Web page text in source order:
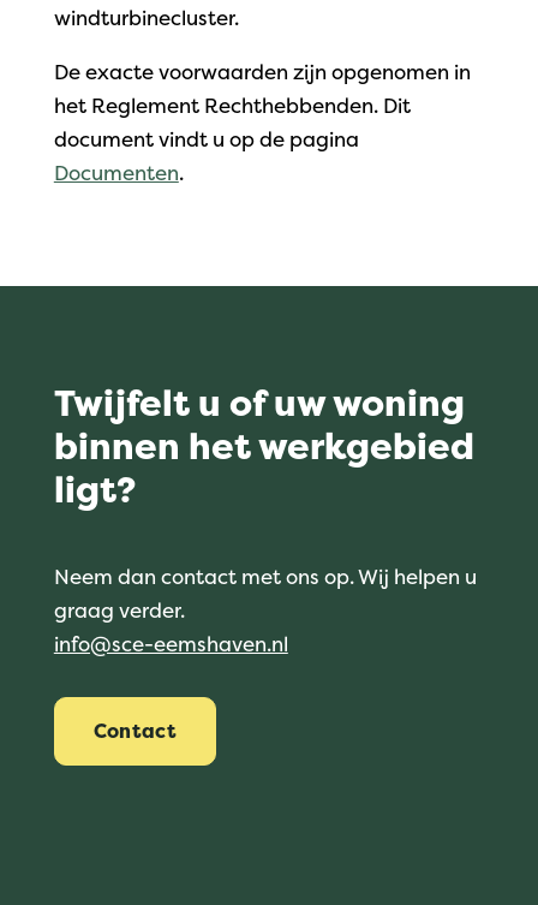
windturbinecluster.
De exacte voorwaarden zijn opgenomen in
het Reglement Rechthebbenden. Dit
document vindt u op de pagina
Documenten.
Twijfelt u of uw woning
binnen het werkgebied
ligt?
Neem dan contact met ons op. Wij helpen u
graag verder.
info@sce-eemshaven.nl
Contact